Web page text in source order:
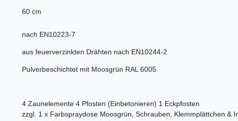
60 cm
nach EN10223-7
aus feuerverzinkten Drähten nach EN10244-2
Pulverbeschichtet mit Moosgrün RAL 6005
4 Zaunelemente 4 Pfosten (Einbetonieren) 1 Eckpfosten
zzgl. 1 x Farbspraydose Moosgrün, Schrauben, Klemmplättchen &